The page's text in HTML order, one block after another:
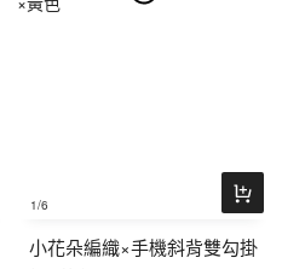
1/6
小花朵編織×手機斜背雙勾掛